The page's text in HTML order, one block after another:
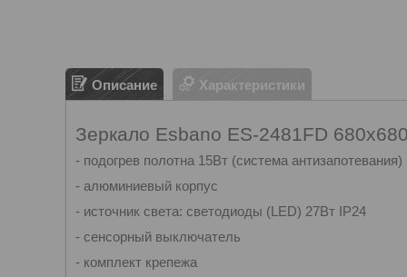
Описание Характеристики
Зеркало Esbano ES-2481FD
- подогрев полотна 15Вт (система антизапотевания)
- алюминиевый корпус
- источник света: светодиоды (LED) 27Вт IP24
- сенсорный выключатель
- комплект крепежа